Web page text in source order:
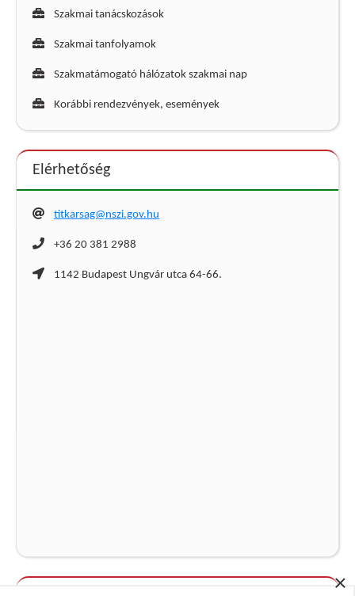
×
Szakmai tanácskozások
Szakmai tanfolyamok
Szakmatámogató hálózatok szakmai nap
Korábbi rendezvények, események
Elérhetőség
titkarsag@nszi.gov.hu
+36 20 381 2988
1142 Budapest Ungvár utca 64-66.